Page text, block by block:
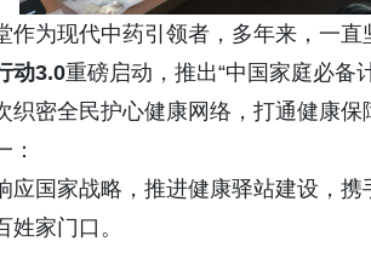
作为现代中药引领者，多年来，一
动3.0重磅启动，推出“中国家庭必备
织密全民护心健康网络，打通健康保
：
应国家战略，推进健康驿站建设，
姓家门口。